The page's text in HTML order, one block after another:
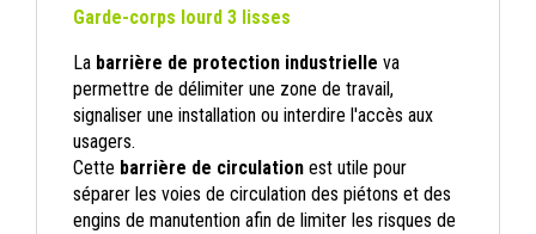
Garde-corps lourd 3 lisses
La barrière de protection industrielle va
permettre de délimiter une zone de travail,
signaliser une installation ou interdire l'accès aux
usagers.
Cette barrière de circulation est utile pour
séparer les voies de circulation des piétons et des
engins de manutention afin de limiter les risques de